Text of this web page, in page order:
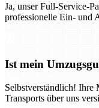
Ja, unser Full-Service-
professionelle Ein- und
Ist mein
Selbstverständlich! Ihre
Transports über uns